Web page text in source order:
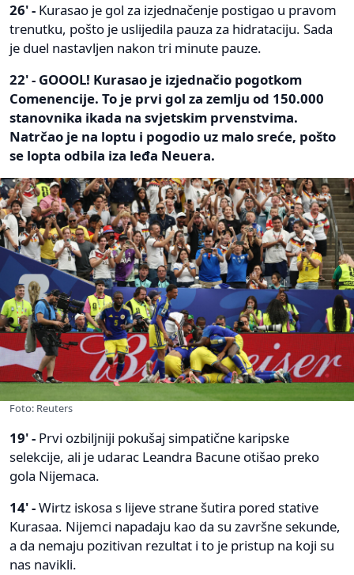
26' - Kurasao je gol za izjednačenje postigao u pravom
trenutku, pošto je uslijedila pauza za hidrataciju. Sada
je duel nastavljen nakon tri minute pauze.
22' - GOOOL! Kurasao je izjednačio pogotkom
Comenencije. To je prvi gol za zemlju od 150.000
stanovnika ikada na svjetskim prvenstvima.
Natrčao je na loptu i pogodio uz malo sreće, pošto
se lopta odbila iza leđa Neuera.
Foto: Reuters
19' - Prvi ozbiljniji pokušaj simpatične karipske
selekcije, ali je udarac Leandra Bacune otišao preko
gola Nijemaca.
14' -Wirtz iskosa s lijeve strane šutira pored stative
Kurasaa. Nijemci napadaju kao da su završne sekunde,
a da nemaju pozitivan rezultat i to je pristup na koji su
nas navikli.